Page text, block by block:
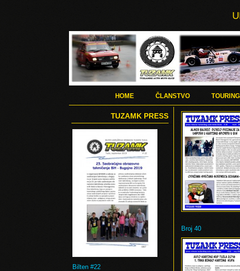
HOME ČLANSTVO TOURING
TUZAMK PRESS
Bilten #22
Broj 40